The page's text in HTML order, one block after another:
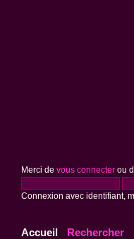
Merci de vous connecterou
Connexion avec identifiant,
Accueil Rechercher